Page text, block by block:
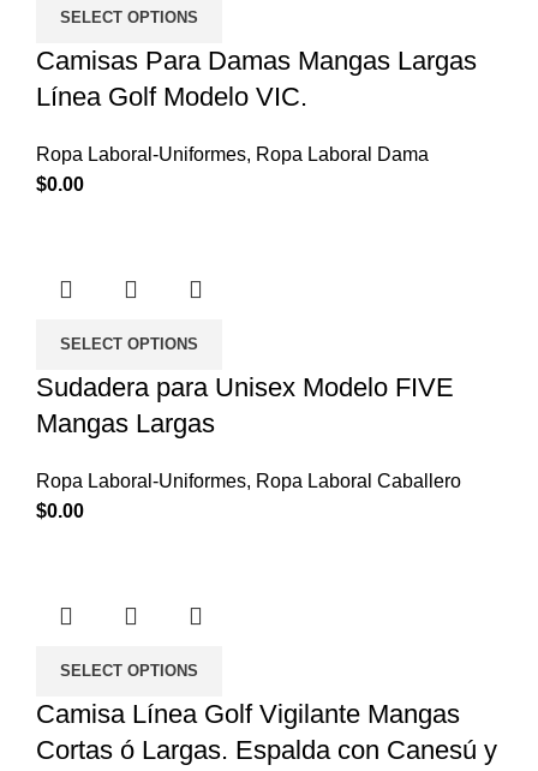
SELECT OPTIONS
Camisas Para Damas Mangas Largas
Línea Golf Modelo VIC.
Ropa Laboral-Uniformes, Ropa Laboral Dama
$0.00
SELECT OPTIONS
Sudadera para Unisex Modelo FIVE
Mangas Largas
Ropa Laboral-Uniformes, Ropa Laboral Caballero
$0.00
SELECT OPTIONS
Camisa Línea Golf Vigilante Mangas
Cortas ó Largas. Espalda con Canesú y